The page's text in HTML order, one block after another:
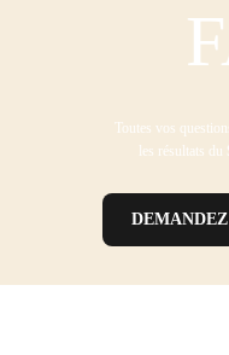
Toutes vos
les résultats du